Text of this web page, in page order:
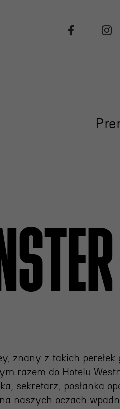
OSIECKA.
ARCHIPELAGI
znany z takich perełek
razem do Hotelu
sekretarz, posłanka
naszych oczach